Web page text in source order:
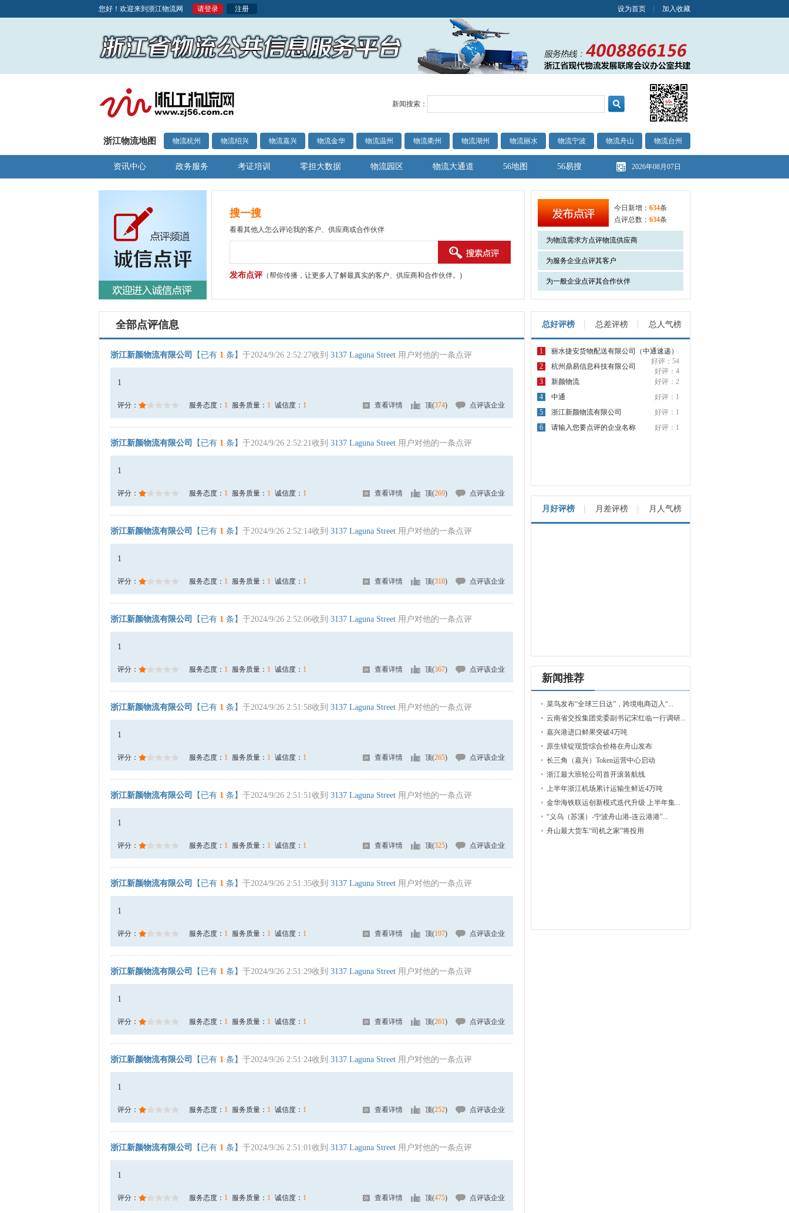
您好！欢迎来到浙江物流网 请登录 注册 设为首页 加入收藏
新闻搜索：
浙江物流地图 物流杭州 物流绍兴 物流嘉兴 物流金华 物流温州 物流衢州 物流湖州 物流丽水 物流宁波 物流舟山 物流台州
资讯中心 政务服务 考证培训 零担大数据 物流园区 物流大通道 56地图 56易搜 2026年08月07日
搜一搜
看看其他人怎么评论我的客户、供应商或合作伙伴
发布点评（帮你传播，让更多人了解最真实的客户、供应商和合作伙伴。)
今日新增： 634条
点评总数： 634条
为物流需求方点评物流供应商
为服务企业点评其客户
为一般企业点评其合作伙伴
全部点评信息
浙江新颜物流有限公司 【已有 1 条】 于2024/9/26 2:52:27收到 3137 Laguna Street 用户对他的一条点评
1
评分： 服务态度： 1 服务质量： 1 诚信度： 1 查看详情 顶(374) 点评该企业
浙江新颜物流有限公司 【已有 1 条】 于2024/9/26 2:52:21收到 3137 Laguna Street 用户对他的一条点评
1
评分： 服务态度： 1 服务质量： 1 诚信度： 1 查看详情 顶(269) 点评该企业
浙江新颜物流有限公司 【已有 1 条】 于2024/9/26 2:52:14收到 3137 Laguna Street 用户对他的一条点评
1
评分： 服务态度： 1 服务质量： 1 诚信度： 1 查看详情 顶(318) 点评该企业
浙江新颜物流有限公司 【已有 1 条】 于2024/9/26 2:52:06收到 3137 Laguna Street 用户对他的一条点评
1
评分： 服务态度： 1 服务质量： 1 诚信度： 1 查看详情 顶(367) 点评该企业
浙江新颜物流有限公司 【已有 1 条】 于2024/9/26 2:51:58收到 3137 Laguna Street 用户对他的一条点评
1
评分： 服务态度： 1 服务质量： 1 诚信度： 1 查看详情 顶(265) 点评该企业
浙江新颜物流有限公司 【已有 1 条】 于2024/9/26 2:51:51收到 3137 Laguna Street 用户对他的一条点评
1
评分： 服务态度： 1 服务质量： 1 诚信度： 1 查看详情 顶(325) 点评该企业
浙江新颜物流有限公司 【已有 1 条】 于2024/9/26 2:51:35收到 3137 Laguna Street 用户对他的一条点评
1
评分： 服务态度： 1 服务质量： 1 诚信度： 1 查看详情 顶(197) 点评该企业
浙江新颜物流有限公司 【已有 1 条】 于2024/9/26 2:51:29收到 3137 Laguna Street 用户对他的一条点评
1
评分： 服务态度： 1 服务质量： 1 诚信度： 1 查看详情 顶(261) 点评该企业
浙江新颜物流有限公司 【已有 1 条】 于2024/9/26 2:51:24收到 3137 Laguna Street 用户对他的一条点评
1
评分： 服务态度： 1 服务质量： 1 诚信度： 1 查看详情 顶(252) 点评该企业
浙江新颜物流有限公司 【已有 1 条】 于2024/9/26 2:51:01收到 3137 Laguna Street 用户对他的一条点评
1
评分： 服务态度： 1 服务质量： 1 诚信度： 1 查看详情 顶(475) 点评该企业
总好评榜 总差评榜 总人气榜
1
丽水捷安货物配送有限公司（中通速递）
好评：54
2 杭州鼎易信息科技有限公司
好评：4
3
新颜物流
好评：2
4
中通
好评：1
5
浙江新颜物流有限公司
好评：1
6
请输入您要点评的企业名称 好评：1
月好评榜 月差评榜 月人气榜
新闻推荐
菜鸟发布“全球三日达”，跨境电商迈入“...
云南省交投集团党委副书记宋红临一行调研...
嘉兴港进口鲜果突破4万吨
原生镁锭现货综合价格在舟山发布
长三角（嘉兴）Token运营中心启动
浙江最大班轮公司首开滚装航线
上半年浙江机场累计运输生鲜近4万吨
金华海铁联运创新模式迭代升级 上半年集...
“义乌（苏溪）-宁波舟山港-连云港港”...
舟山最大货车“司机之家”将投用